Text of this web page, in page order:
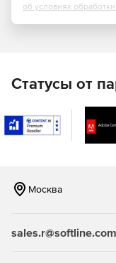
об условиях
Статусы от
Москва
sales.r@softline.com